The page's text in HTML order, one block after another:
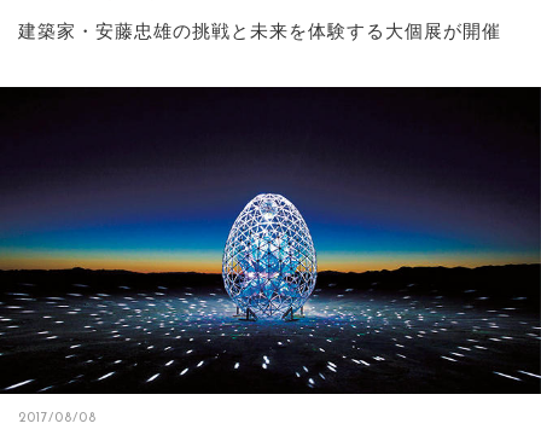
建築家・安藤忠雄の挑戦と未来を体験する大個展が開催
2017/08/08